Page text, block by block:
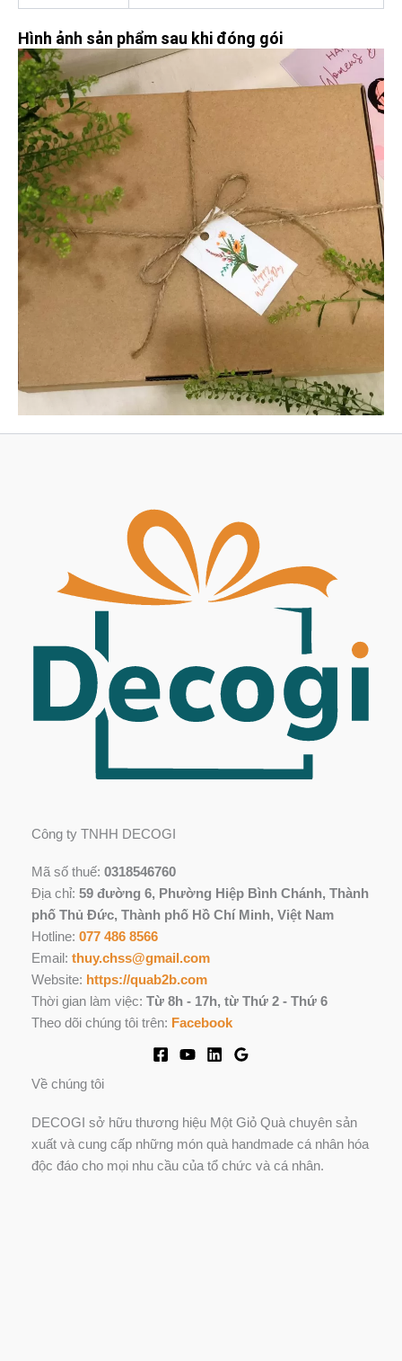
Hình ảnh sản phẩm sau khi đóng gói
Công ty TNHH DECOGI
Mã số thuế: 0318546760
Địa chỉ: 59 đường 6, Phường Hiệp Bình Chánh, Thành
phố Thủ Đức, Thành phố Hồ Chí Minh, Việt Nam
Hotline: 077 486 8566
Email: thuy.chss@gmail.com
Website: https://quab2b.com
Thời gian làm việc: Từ 8h - 17h, từ Thứ 2 - Thứ 6
Theo dõi chúng tôi trên: Facebook
Về chúng tôi
DECOGI sở hữu thương hiệu Một Giỏ Quà chuyên sản
xuất và cung cấp những món quà handmade cá nhân hóa
độc đáo cho mọi nhu cầu của tổ chức và cá nhân.